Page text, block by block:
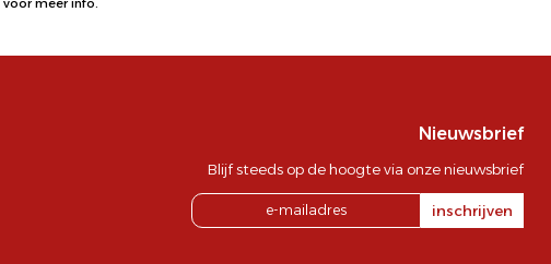
Nieuwsbrief
Blijf steeds op de hoogte via onze nieuwsbrief
inschrijven